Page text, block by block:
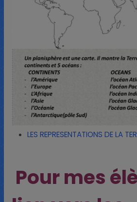
LES REPRESENTATIONS DE LA
Pour mes